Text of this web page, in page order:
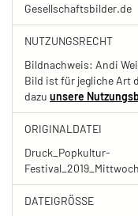
Gesellschaftsbilder.de
NUTZUNGSRECHT
Bildnachweis: Andi
Bild ist für jegliche Art
dazu unsere
ORIGINALDATEI
Druck_Popkultur-
DATEIGRÖSSE